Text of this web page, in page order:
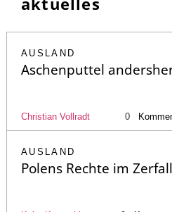
AUSLAND
Aschenputtel
Christian Vollradt 0
AUSLAND
Polens Rechte im